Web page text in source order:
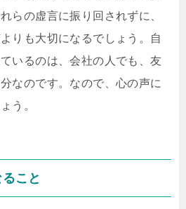
らの虚言に振り回されずに、
りも大切になるでしょう。自
いるのは、会社の人でも、友
なのです。なので、心の声に
う。
こと